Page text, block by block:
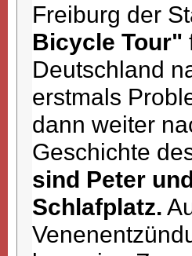
Freiburg der
Bicycle Tour"
Deutschland
erstmals
dann weiter
Geschichte
sind Peter
Schlafplatz.